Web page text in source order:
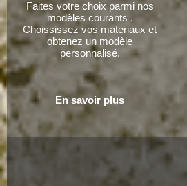
Faites votre choix parmi nos
modèles courants .
Choississez vos materiaux et
obtenez un modèle
personnalisé.
En savoir plus